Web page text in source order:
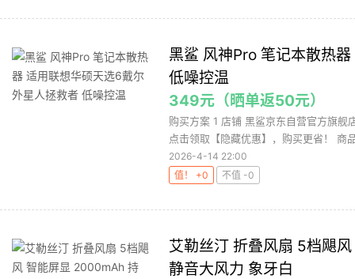
黑鲨 风神Pro 笔记本散热
低噪控温
349元（晒单返50元）
购买方案 1 店铺 黑鲨京东自营官方旗
点击领取【隐藏优惠】，购买更省！ 商
2026-4-14 22:00
值！ +0
不值 -0
艾勒丝汀 折叠风扇 5档飓
静音大风力 象牙白